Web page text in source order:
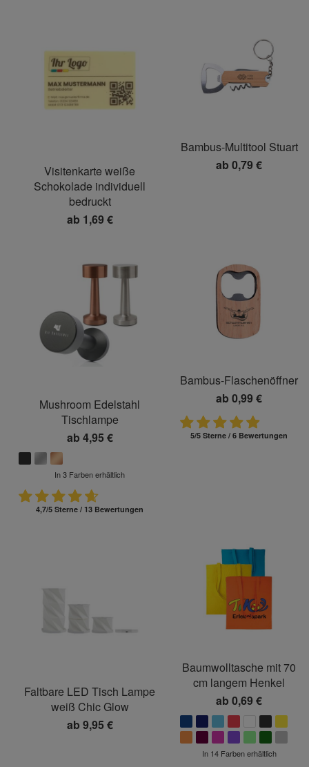
Visitenkarte weiße
Schokolade individuell
bedruckt
ab 1,69 €
Bambus-Multitool Stuart
ab 0,79 €
Mushroom Edelstahl
Tischlampe
ab 4,95 €
In 3 Farben erhältlich
4,7/5 Sterne / 13 Bewertungen
Bambus-Flaschenöffner
ab 0,99 €
5/5 Sterne / 6 Bewertungen
Faltbare LED Tisch Lampe
weiß Chic Glow
ab 9,95 €
Baumwolltasche mit 70
cm langem Henkel
ab 0,69 €
In 14 Farben erhältlich